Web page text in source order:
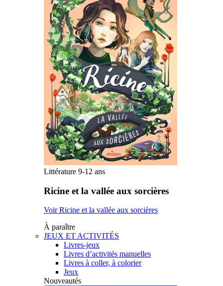
Littérature 9-12 ans
Ricine et la vallée aux sorcières
Voir Ricine et la vallée aux sorcières
À paraître
JEUX ET ACTIVITÉS
Livres-jeux
Livres d’activités manuelles
Livres à coller, à colorier
Jeux
Nouveautés